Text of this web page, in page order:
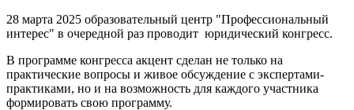
28 марта 2025 образовательный центр "Профессиональный
интерес" в очередной раз проводит юридический конгресс.
В программе конгресса акцент сделан не только на
практические вопросы и живое обсуждение с экспертами-
практиками, но и на возможность для каждого участника
формировать свою программу.